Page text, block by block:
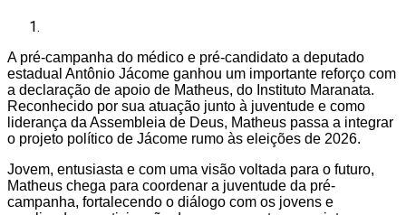
A pré-campanha do médico e pré-candidato a deputado
estadual Antônio Jácome ganhou um importante reforço com
a declaração de apoio de Matheus, do Instituto Maranata.
Reconhecido por sua atuação junto à juventude e como
liderança da Assembleia de Deus, Matheus passa a integrar
o projeto político de Jácome rumo às eleições de 2026.
Jovem, entusiasta e com uma visão voltada para o futuro,
Matheus chega para coordenar a juventude da pré-
campanha, fortalecendo o diálogo com os jovens e